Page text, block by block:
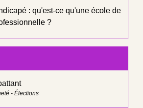
: qu'est-ce qu'une école de
?
- Élections